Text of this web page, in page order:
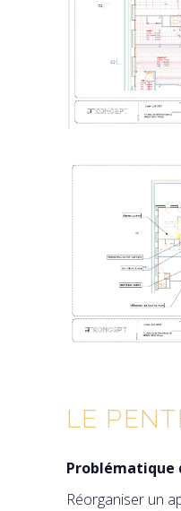
LE
Problématique
Réorganiser un